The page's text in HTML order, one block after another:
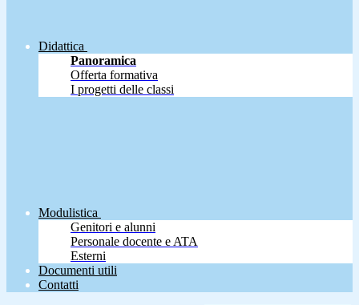
Didattica
Panoramica
Offerta formativa
I progetti delle classi
Modulistica
Genitori e alunni
Personale docente e ATA
Esterni
Documenti utili
Contatti